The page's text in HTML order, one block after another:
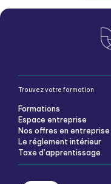
Trouvez votre formation
Formations
Espace entreprise
Nos offres en entreprise
Le réglement intérieur
Taxe d’apprentissage